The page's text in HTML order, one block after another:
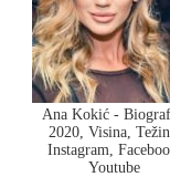
Ana Kokić -
2020, Visina,
Instagram,
Youtube